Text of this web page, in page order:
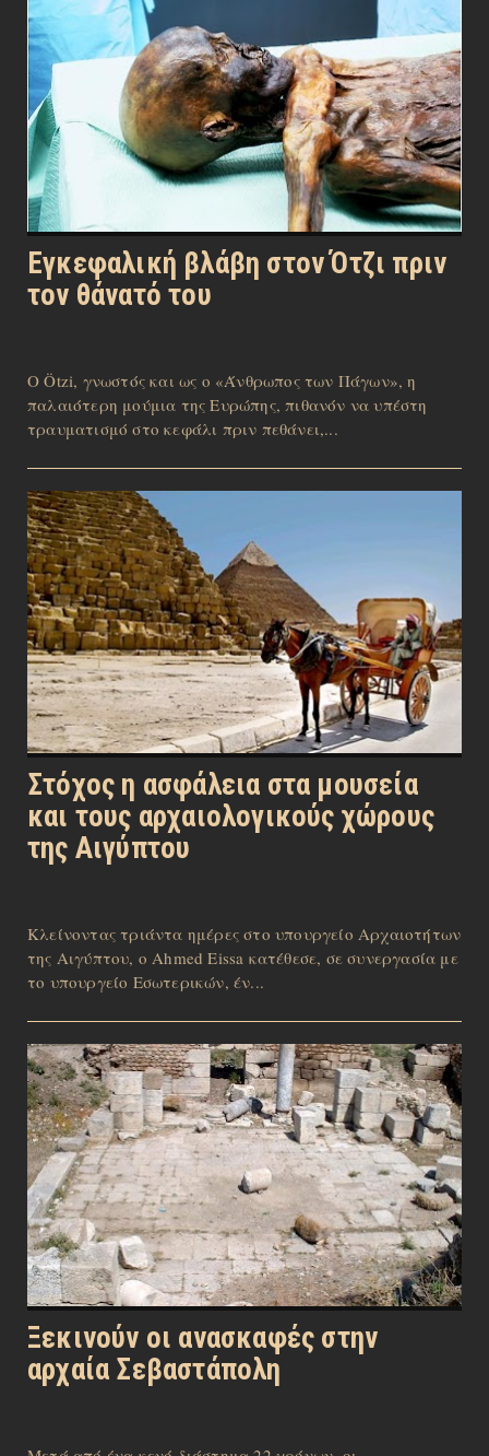
Εγκεφαλική βλάβη στον Ότζι πριν
τον θάνατό του
Ο Ötzi, γνωστός και ως ο «Άνθρωπος των Πάγων», η
παλαιότερη μούμια της Ευρώπης, πιθανόν να υπέστη
τραυματισμό στο κεφάλι πριν πεθάνει,...
Στόχος η ασφάλεια στα μουσεία
και τους αρχαιολογικούς χώρους
της Αιγύπτου
Κλείνοντας τριάντα ημέρες στο υπουργείο Αρχαιοτήτων
της Αιγύπτου, ο Ahmed Eissa κατέθεσε, σε συνεργασία με
το υπουργείο Εσωτερικών, έν...
Ξεκινούν οι ανασκαφές στην
αρχαία Σεβαστάπολη